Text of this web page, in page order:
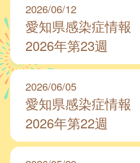
2026/06/12
愛知県感染症情報
2026年第23週
2026/06/05
愛知県感染症情報
2026年第22週